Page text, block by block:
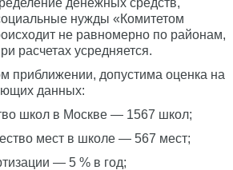
денежных средств,
нужды «Комитетом
не равномерно по районам,
расчетах усредняется.
приближении, допустима оценка на
данных:
школ в Москве — 1567 школ;
мест в школе — 567 мест;
— 5 % в год;